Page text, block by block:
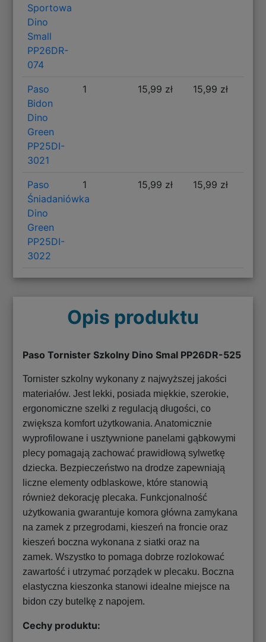
Sportowa
Dino
Small
PP26DR-
074
Paso
Bidon
Dino
Green
PP25DI-
3021
1 15,99 zł 15,99 zł
Paso
Śniadaniówka
Dino
Green
PP25DI-
3022
1 15,99 zł 15,99 zł
Opis produktu
Paso Tornister Szkolny Dino Smal PP26DR-525
Tornister szkolny wykonany z najwyższej jakości
materiałów. Jest lekki, posiada miękkie, szerokie,
ergonomiczne szelki z regulacją długości, co
zwiększa komfort użytkowania. Anatomicznie
wyprofilowane i usztywnione panelami gąbkowymi
plecy pomagają zachować prawidłową sylwetkę
dziecka. Bezpieczeństwo na drodze zapewniają
liczne elementy odblaskowe, które stanowią
również dekorację plecaka. Funkcjonalność
użytkowania gwarantuje komora główna zamykana
na zamek z przegrodami, kieszeń na froncie oraz
kieszeń boczna wykonana z siatki oraz na
zamek. Wszystko to pomaga dobrze rozlokować
zawartość i utrzymać porządek w plecaku. Boczna
elastyczna kieszonka stanowi idealne miejsce na
bidon czy butelkę z napojem.
Cechy produktu: